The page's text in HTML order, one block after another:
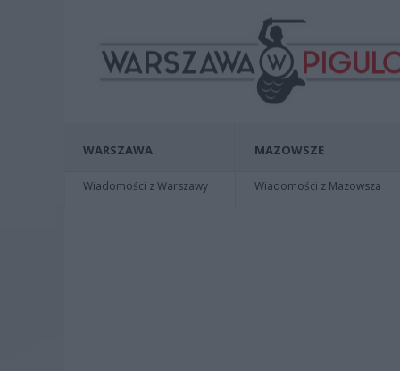
WARSZAWA
Wiadomości z Warszawy
MAZOWSZE
Wiadomości z Mazowsza